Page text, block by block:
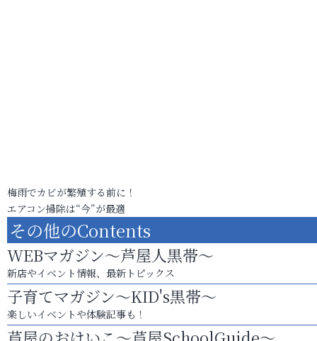
梅雨でカビが繁殖する前に！
エアコン掃除は“今”が最適
その他のContents
WEBマガジン～芦屋人黒帯～
新店やイベント情報、最新トピックス
子育てマガジン～KID's黒帯～
楽しいイベントや体験記事も！